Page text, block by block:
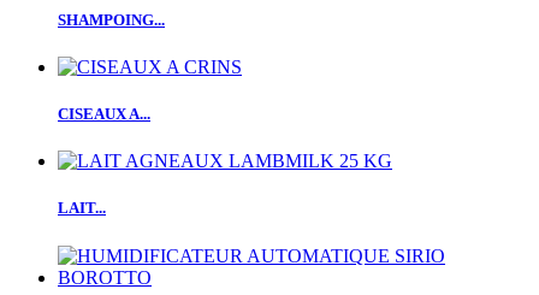
SHAMPOING...
CISEAUX A...
LAIT...